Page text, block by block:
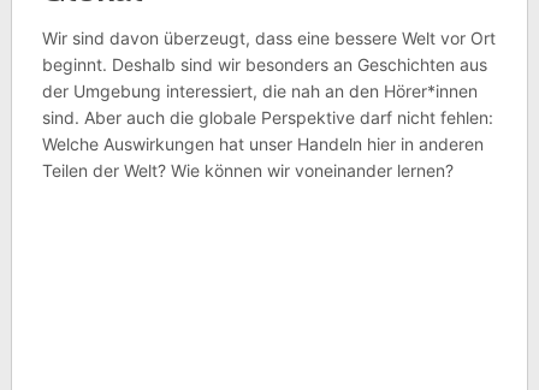
Wir sind davon überzeugt, dass eine bessere Welt vor Ort
beginnt. Deshalb sind wir besonders an Geschichten aus
der Umgebung interessiert, die nah an den Hörer*innen
sind. Aber auch die globale Perspektive darf nicht fehlen:
Welche Auswirkungen hat unser Handeln hier in anderen
Teilen der Welt? Wie können wir voneinander lernen?